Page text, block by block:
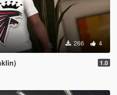
266 4
1.0